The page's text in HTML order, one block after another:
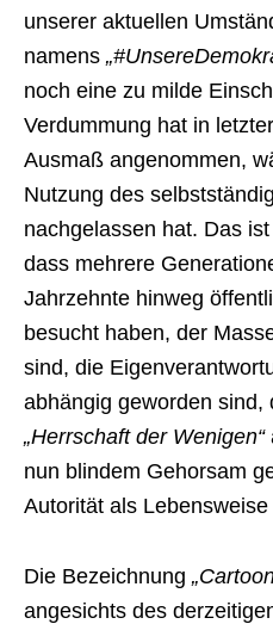
unserer aktuellen
namens
noch eine zu milde
Verdummung hat in
Ausmaß angenommen,
Nutzung des
nachgelassen hat. Das
dass mehrere
Jahrzehnte hinweg
besucht haben, der
sind, die
abhängig geworden sind,
„Herrschaft der Wenigen“
nun blindem Gehorsam
Autorität als Lebensweise
Die Bezeichnung
angesichts des